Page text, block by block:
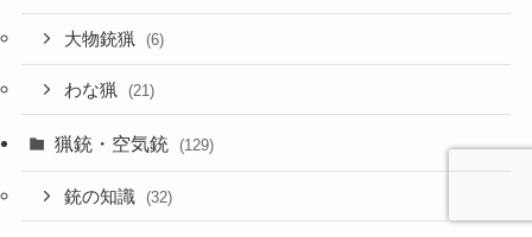
大物銃猟 (6)
わな猟 (21)
猟銃・空気銃 (129)
銃の知識 (32)